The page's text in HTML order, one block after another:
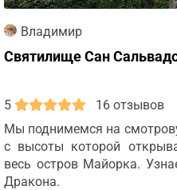
Владимир
Святилище Сан
5
16 отзывов
Мы поднимемся на
с высоты которой
весь остров Майорка.
Дракона.